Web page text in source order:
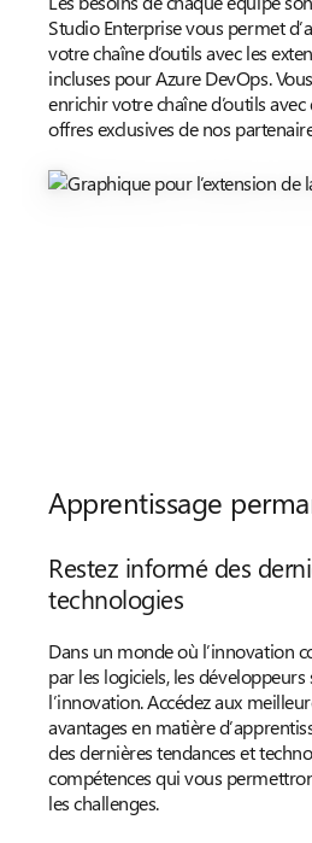
Studio Enterprise vous permet
votre chaîne d’outils avec les
incluses pour Azure DevOps.
enrichir votre chaîne d’outils
offres exclusives de nos
Apprentissage
Restez informé des
technologies
Dans un monde où l’innovation
par les logiciels, les
l’innovation. Accédez aux
avantages en matière
des dernières tendances et
compétences qui vous
les challenges.